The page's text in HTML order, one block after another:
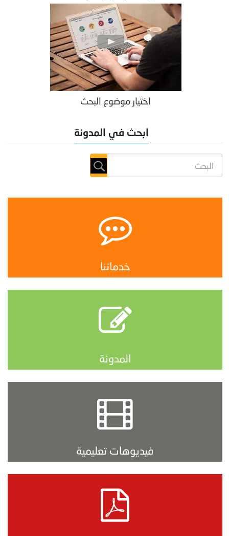
اختيار موضوع البحث
ابحث في المدونة
خدماتنا
المدونة
فيديوهات تعليمية